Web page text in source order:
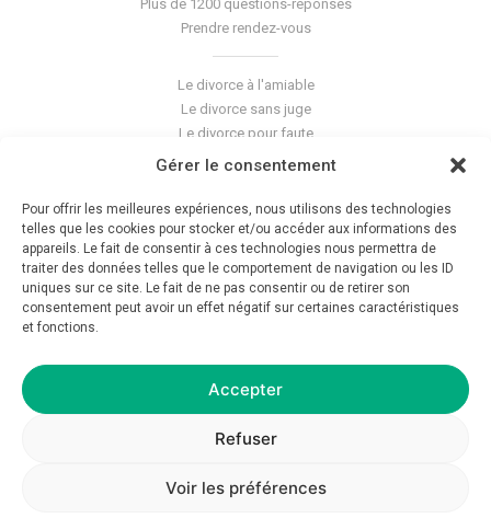
Gérer le consentement
Pour offrir les meilleures expériences, nous utilisons des technologies
telles que les cookies pour stocker et/ou accéder aux informations des
appareils. Le fait de consentir à ces technologies nous permettra de
traiter des données telles que le comportement de navigation ou les ID
uniques sur ce site. Le fait de ne pas consentir ou de retirer son
consentement peut avoir un effet négatif sur certaines caractéristiques
et fonctions.
Accepter
Refuser
Voir les préférences
Plus de 1200 questions-réponses
Prendre rendez-vous
Le divorce à l'amiable
Le divorce sans juge
Le divorce pour faute
Le divorce accepté
La séparation de corps
Les violences conjugales
Le blog du cabinet
Glossaire
Déontologie
Politique de confidentialité